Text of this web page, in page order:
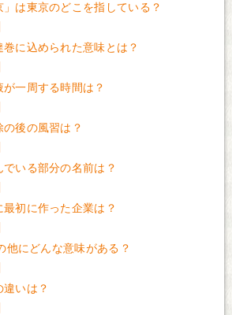
は東京のどこを指している？
に込められた意味とは？
一周する時間は？
後の風習は？
いる部分の名前は？
初に作った企業は？
他にどんな意味がある？
いは？